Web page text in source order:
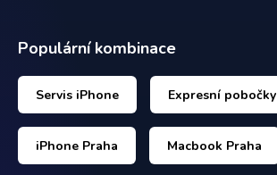
Populární kombinace
Servis iPhone Expresní pobočky
iPhone Praha Macbook Praha